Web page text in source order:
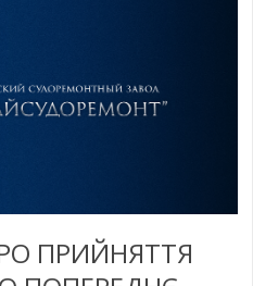
ПРИЙНЯТТЯ